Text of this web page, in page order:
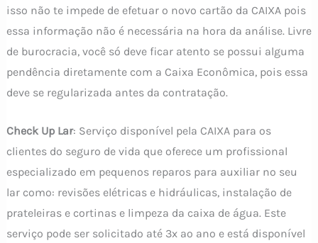
isso não te impede de efetuar o novo cartão da CAIXA pois
essa informação não é necessária na hora da análise. Livre
de burocracia, você só deve ficar atento se possui alguma
pendência diretamente com a Caixa Econômica, pois essa
deve se regularizada antes da contratação.
Check Up Lar: Serviço disponível pela CAIXA para os
clientes do seguro de vida que oferece um profissional
especializado em pequenos reparos para auxiliar no seu
lar como: revisões elétricas e hidráulicas, instalação de
prateleiras e cortinas e limpeza da caixa de água. Este
serviço pode ser solicitado até 3x ao ano e está disponível